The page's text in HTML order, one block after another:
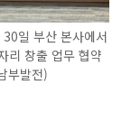
일 부산 본사에서
리 창출 업무 협약
부발전)